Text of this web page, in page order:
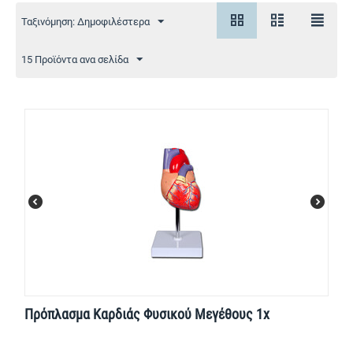
Ταξινόμηση: Δημοφιλέστερα
15 Προϊόντα ανα σελίδα
Πρόπλασμα Καρδιάς Φυσικού Μεγέθους 1x